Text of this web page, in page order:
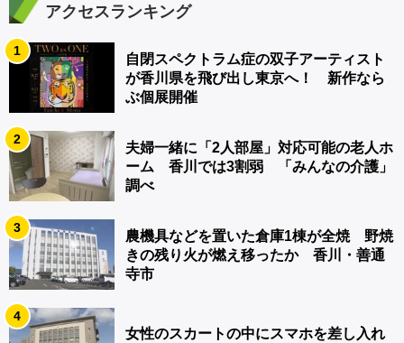
アクセスランキング
1
自閉スペクトラム症の双子アーティスト
が香川県を飛び出し東京へ！ 新作なら
ぶ個展開催
2
夫婦一緒に「2人部屋」対応可能の老人ホ
ーム 香川では3割弱 「みんなの介護」
調べ
3
農機具などを置いた倉庫1棟が全焼 野焼
きの残り火が燃え移ったか 香川・善通
寺市
4
女性のスカートの中にスマホを差し入れ